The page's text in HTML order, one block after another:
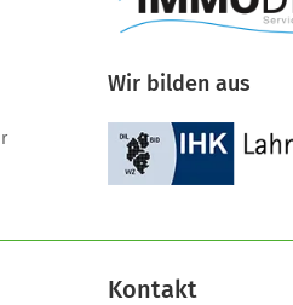
Wir bilden aus
Kontakt